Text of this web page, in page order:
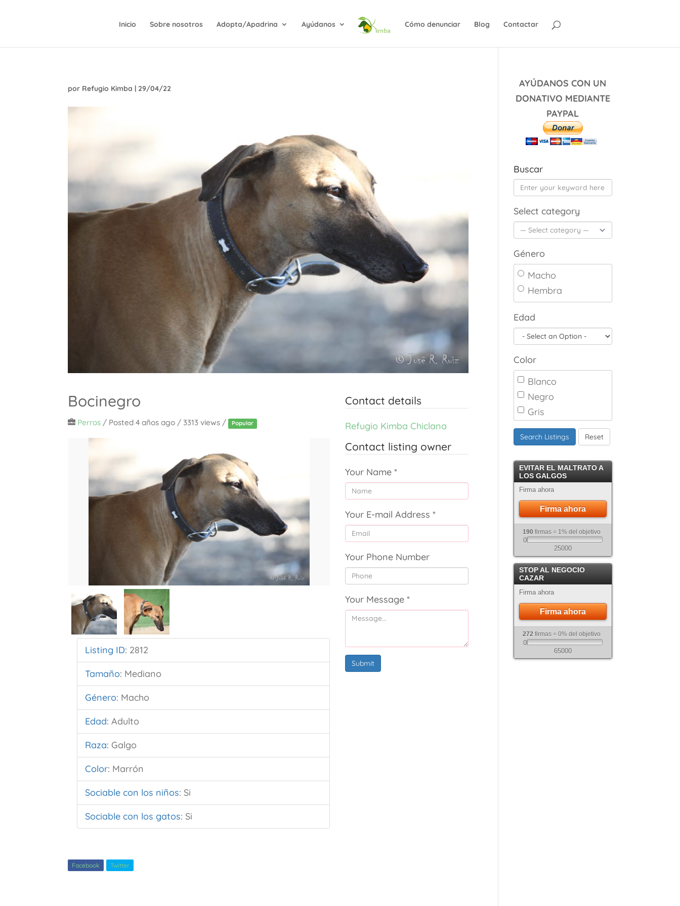
Inicio Sobre nosotros Adopta/Apadrina Ayúdanos Cómo denunciar Blog Contactar
por Refugio Kimba | 29/04/22
Bocinegro
Perros / Posted 4 años ago / 3313 views / Popular
Listing ID: 2812
Tamaño: Mediano
Género: Macho
Edad:Adulto
Raza: Galgo
Color: Marrón
Sociable con los niños: Si
Sociable con los gatos: Si
Contact details
Refugio Kimba Chiclana
Contact listing owner
Your Name *
Your E-mail Address *
Your Phone Number
Your Message *
Submit
Facebook Twitter
AYÚDANOS CON UN
DONATIVO MEDIANTE
PAYPAL
Buscar
Select category
Género
Macho
Hembra
Edad
Color
Blanco
Negro
Gris
Marrón
Canela
Crema
Atigrado
Search Listings Reset
EVITAR EL MALTRATO A
LOS GALGOS
Firma ahora
Firma ahora
190 firmas = 1% del objetivo
0
25000
STOP AL NEGOCIO
CAZAR
Firma ahora
Firma ahora
272 firmas = 0% del objetivo
0
65000